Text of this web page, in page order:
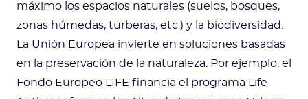
máximo los espacios naturales (suelos, bosques,
zonas húmedas, turberas, etc.) y la biodiversidad.
La Unión Europea invierte en soluciones basadas
en la preservación de la naturaleza. Por ejemplo, el
Fondo Europeo LIFE financia el programa Life